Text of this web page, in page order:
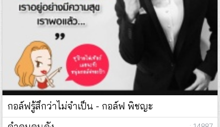
กอล์ฟรู้สึกว่าไม่จำเป็น - กอล์ฟ พิชญะ